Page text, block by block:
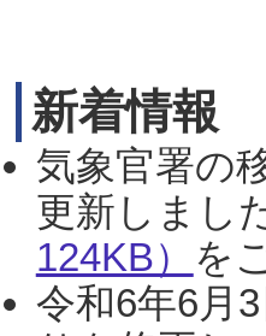
新着情報
気象官署の
更新しまし
124KB） を
令和6年6月